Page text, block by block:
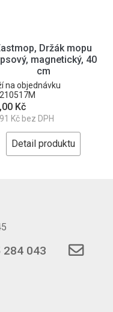
Držák mopu
magnetický, 40
cm
na objednávku
Kč
Kč bez DPH
Detail produktu
284 043